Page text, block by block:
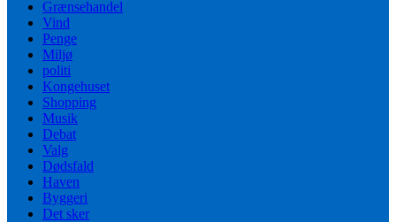
Grænsehandel
Vind
Penge
Miljø
politi
Kongehuset
Shopping
Musik
Debat
Valg
Dødsfald
Haven
Byggeri
Det sker